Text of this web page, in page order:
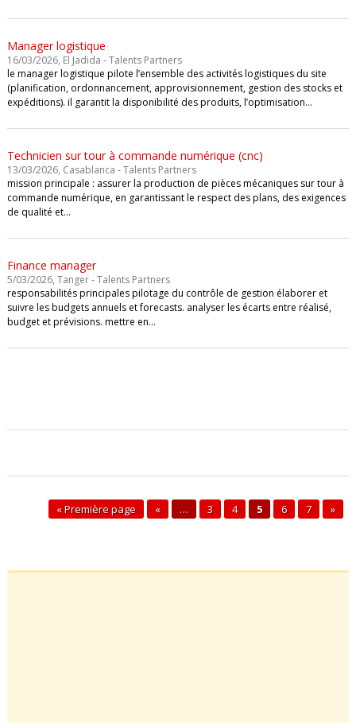
Manager logistique
16/03/2026, El Jadida - Talents Partners
le manager logistique pilote l’ensemble des activités logistiques du site
(planification, ordonnancement, approvisionnement, gestion des stocks et
expéditions). il garantit la disponibilité des produits, l’optimisation…
Technicien sur tour à commande numérique (cnc)
13/03/2026, Casablanca - Talents Partners
mission principale : assurer la production de pièces mécaniques sur tour à
commande numérique, en garantissant le respect des plans, des exigences
de qualité et…
Finance manager
5/03/2026, Tanger - Talents Partners
responsabilités principales pilotage du contrôle de gestion élaborer et
suivre les budgets annuels et forecasts. analyser les écarts entre réalisé,
budget et prévisions. mettre en…
« Première page « … 3 4 5 6 7 »